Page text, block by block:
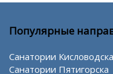
Популярные
Санатории Кисловодска
Санатории Пятигорска